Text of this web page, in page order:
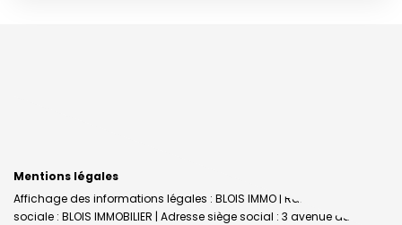
Mentions légales
Affichage des informations légales : BLOIS IMMO | Raison
sociale : BLOIS IMMOBILIER | Adresse siège social : 3 avenue du